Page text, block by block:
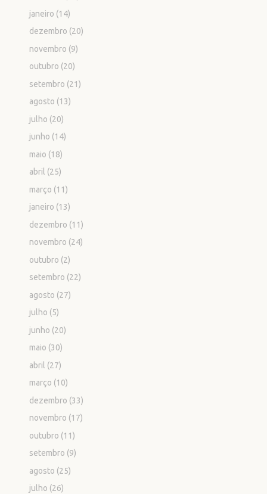
janeiro (14)
dezembro (20)
novembro (9)
outubro (20)
setembro (21)
agosto (13)
julho (20)
junho (14)
maio (18)
abril (25)
março (11)
janeiro (13)
dezembro (11)
novembro (24)
outubro (2)
setembro (22)
agosto (27)
julho (5)
junho (20)
maio (30)
abril (27)
março (10)
dezembro (33)
novembro (17)
outubro (11)
setembro (9)
agosto (25)
julho (26)